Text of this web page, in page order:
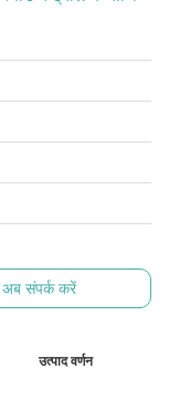
अब संपर्क करें
उत्पाद वर्णन